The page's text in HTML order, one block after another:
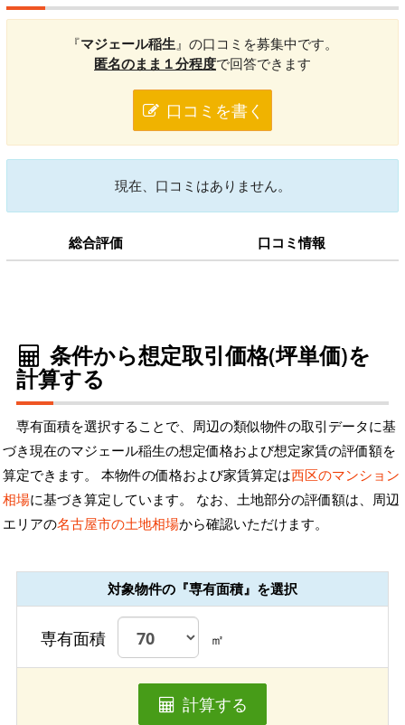
『マジェール稲生』の口コミを募集中です。
匿名のまま１分程度で回答できます
口コミを書く
現在、口コミはありません。
総合評価 口コミ情報
条件から想定取引価格(坪単価)を
計算する
専有面積を選択することで、周辺の類似物件の取引データに基
づき現在のマジェール稲生の想定価格および想定家賃の評価額を
算定できます。 本物件の価格および家賃算定は西区のマンション
相場に基づき算定しています。 なお、土地部分の評価額は、周辺
エリアの名古屋市の土地相場から確認いただけます。
対象物件の『専有面積』を選択
専有面積 ㎡
計算する